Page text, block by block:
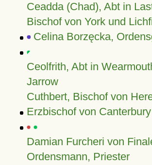
Ceadda (Chad), Abt in
Bischof von York und
Celina Borzęcka,
Ceolfrith, Abt in
Jarrow
Cuthbert, Bischof von
Erzbischof von Canterbury
Damian Furcheri von
Ordensmann, Priester